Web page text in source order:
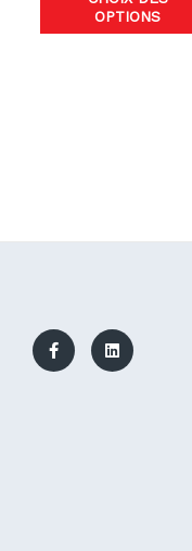
OPTIONS
c
e
b
n
k
e